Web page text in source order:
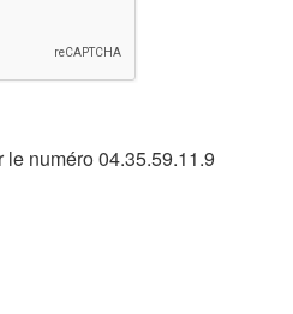
numéro 04.35.59.11.9